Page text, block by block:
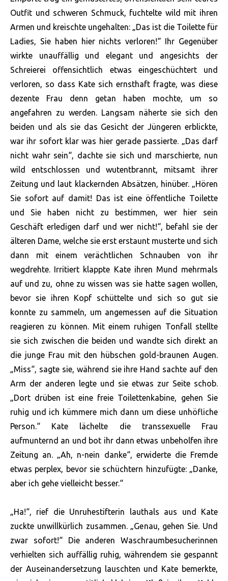
Outfit und schweren Schmuck, fuchtelte wild mit ihren
Armen und kreischte ungehalten: „Das ist die Toilette für
Ladies, Sie haben hier nichts verloren!“ Ihr Gegenüber
wirkte unauffällig und elegant und angesichts der
Schreierei offensichtlich etwas eingeschüchtert und
verloren, so dass Kate sich ernsthaft fragte, was diese
dezente Frau denn getan haben mochte, um so
angefahren zu werden. Langsam näherte sie sich den
beiden und als sie das Gesicht der Jüngeren erblickte,
war ihr sofort klar was hier gerade passierte. „Das darf
nicht wahr sein“, dachte sie sich und marschierte, nun
wild entschlossen und wutentbrannt, mitsamt ihrer
Zeitung und laut klackernden Absätzen, hinüber. „Hören
Sie sofort auf damit! Das ist eine öffentliche Toilette
und Sie haben nicht zu bestimmen, wer hier sein
Geschäft erledigen darf und wer nicht!“, befahl sie der
älteren Dame, welche sie erst erstaunt musterte und sich
dann mit einem verächtlichen Schnauben von ihr
wegdrehte. Irritiert klappte Kate ihren Mund mehrmals
auf und zu, ohne zu wissen was sie hatte sagen wollen,
bevor sie ihren Kopf schüttelte und sich so gut sie
konnte zu sammeln, um angemessen auf die Situation
reagieren zu können. Mit einem ruhigen Tonfall stellte
sie sich zwischen die beiden und wandte sich direkt an
die junge Frau mit den hübschen gold-braunen Augen.
„Miss“, sagte sie, während sie ihre Hand sachte auf den
Arm der anderen legte und sie etwas zur Seite schob.
„Dort drüben ist eine freie Toilettenkabine, gehen Sie
ruhig und ich kümmere mich dann um diese unhöfliche
Person.“ Kate lächelte die transsexuelle Frau
aufmunternd an und bot ihr dann etwas unbeholfen ihre
Zeitung an. „Ah, n-nein danke“, erwiderte die Fremde
etwas perplex, bevor sie schüchtern hinzufügte: „Danke,
aber ich gehe vielleicht besser.“
„Ha!“, rief die Unruhestifterin lauthals aus und Kate
zuckte unwillkürlich zusammen. „Genau, gehen Sie. Und
zwar sofort!“ Die anderen Waschraumbesucherinnen
verhielten sich auffällig ruhig, währendem sie gespannt
der Auseinandersetzung lauschten und Kate bemerkte,